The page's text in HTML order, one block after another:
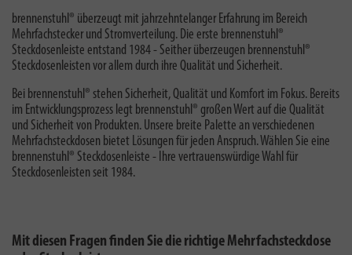
brennenstuhl® überzeugt mit jahrzehntelanger Erfahrung im Bereich
Mehrfachstecker und Stromverteilung. Die erste brennenstuhl®
Steckdosenleiste entstand 1984 - Seither überzeugen brennenstuhl®
Steckdosenleisten vor allem durch ihre Qualität und Sicherheit.
Bei brennenstuhl® stehen Sicherheit, Qualität und Komfort im Fokus. Bereits
im Entwicklungsprozess legt brennenstuhl® großen Wert auf die Qualität
und Sicherheit von Produkten. Unsere breite Palette an verschiedenen
Mehrfachsteckdosen bietet Lösungen für jeden Anspruch. Wählen Sie eine
brennenstuhl® Steckdosenleiste - Ihre vertrauenswürdige Wahl für
Steckdosenleisten seit 1984.
Mit diesen Fragen finden Sie die richtige Mehrfachsteckdose